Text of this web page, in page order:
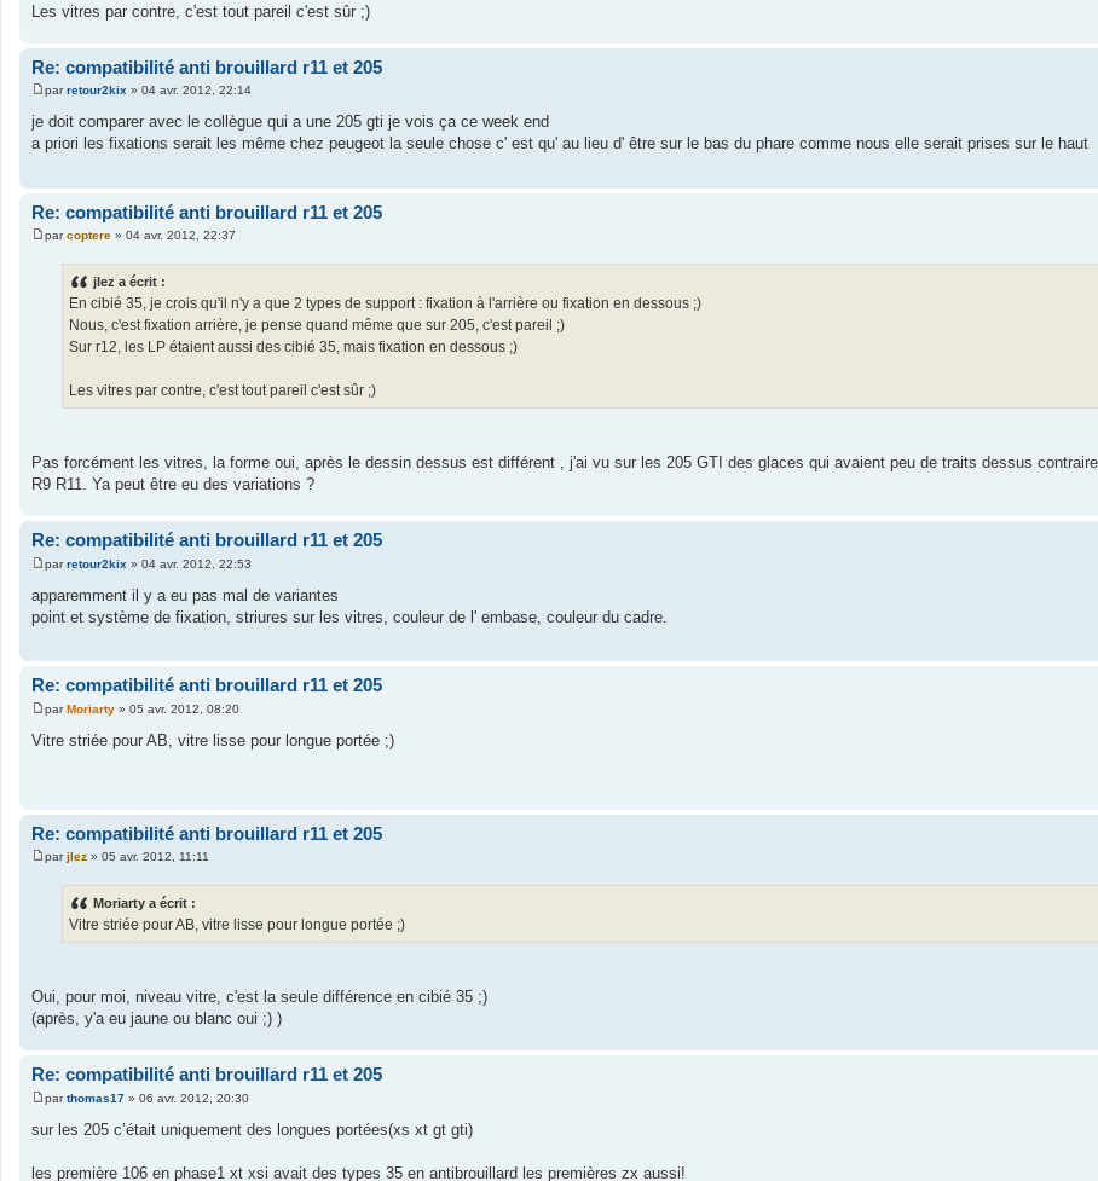
Les vitres par contre, c'est tout pareil c'est sûr ;)
Re: compatibilité anti brouillard r11 et 205
M
s
s
e
parretour2kix » 04 avr. 2012, 22:14
je doit comparer avec le collègue qui a une 205 gti je vois ça ce week end
a priori les fixations serait les même chez peugeot la seule chose c' est qu' au lieu d' être sur le bas du phare comme nous elle serait prises sur le haut
Re: compatibilité anti brouillard r11 et 205
M
parcoptere » 04 avr. 2012, 22:37
jlez a écrit :
En cibié 35, je crois qu'il n'y a que 2 types de support : fixation à l'arrière ou fixation en dessous ;)
Nous, c'est fixation arrière, je pense quand même que sur 205, c'est pareil ;)
Sur r12, les LP étaient aussi des cibié 35, mais fixation en dessous ;)
Les vitres par contre, c'est tout pareil c'est sûr ;)
Pas forcément les vitres, la forme oui, après le dessin dessus est différent , j'ai vu sur les 205 GTI des glaces qui avaient peu de traits dessus
R9 R11. Ya peut être eu des variations ?
Re: compatibilité anti brouillard r11 et 205
M
s
s
e
parretour2kix » 04 avr. 2012, 22:53
apparemment il y a eu pas mal de variantes
point et système de fixation, striures sur les vitres, couleur de l' embase, couleur du cadre.
Re: compatibilité anti brouillard r11 et 205
M
e
s
parMoriarty » 05 avr. 2012, 08:20
Vitre striée pour AB, vitre lisse pour longue portée ;)
Re: compatibilité anti brouillard r11 et 205
M
parjlez » 05 avr. 2012, 11:11
Moriarty a écrit :
Vitre striée pour AB, vitre lisse pour longue portée ;)
Oui, pour moi, niveau vitre, c'est la seule différence en cibié 35 ;)
(après, y'a eu jaune ou blanc oui ;) )
Re: compatibilité anti brouillard r11 et 205
M
s
parthomas17 » 06 avr. 2012, 20:30
sur les 205 c’était uniquement des longues portées(xs xt gt gti)
les première 106 en phase1 xt xsi avait des types 35 en antibrouillard les premières zx aussi!